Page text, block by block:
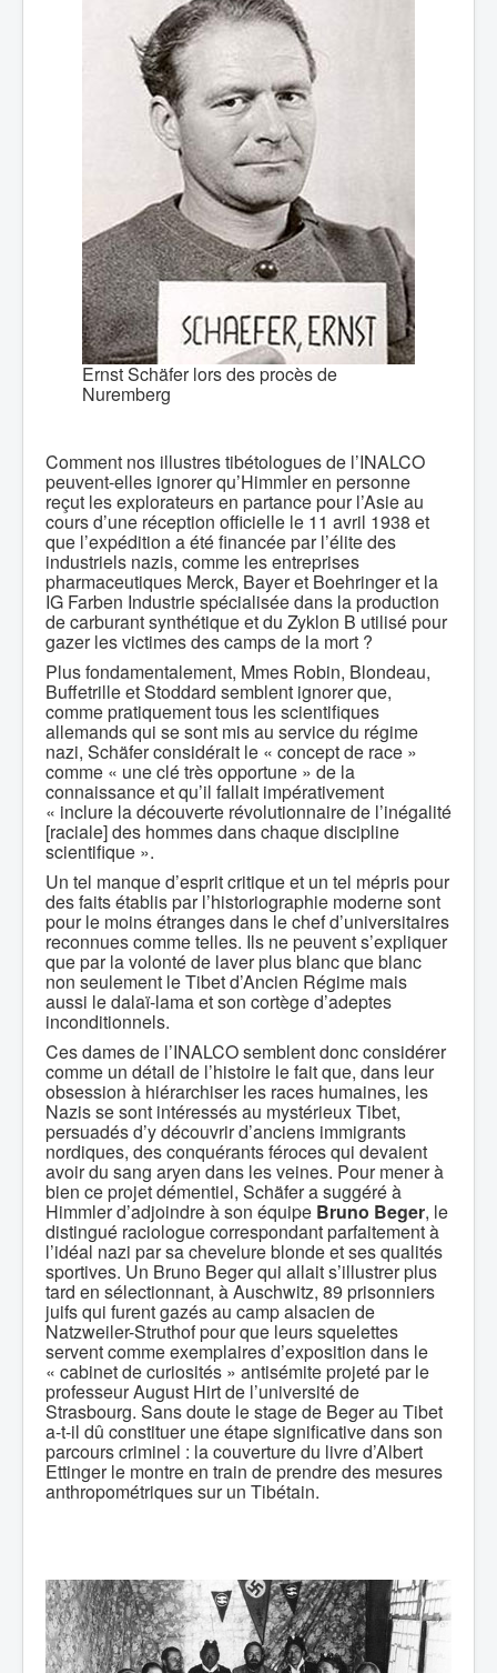
Ernst Schäfer lors des procès de
Nuremberg
Comment nos illustres tibétologues de l’INALCO
peuvent-elles ignorer qu’Himmler en personne
reçut les explorateurs en partance pour l’Asie au
cours d’une réception officielle le 11 avril 1938 et
que l’expédition a été financée par l’élite des
industriels nazis, comme les entreprises
pharmaceutiques Merck, Bayer et Boehringer et la
IG Farben Industrie spécialisée dans la production
de carburant synthétique et du Zyklon B utilisé pour
gazer les victimes des camps de la mort ?
Plus fondamentalement, Mmes Robin, Blondeau,
Buffetrille et Stoddard semblent ignorer que,
comme pratiquement tous les scientifiques
allemands qui se sont mis au service du régime
nazi, Schäfer considérait le « concept de race »
comme « une clé très opportune » de la
connaissance et qu’il fallait impérativement
« inclure la découverte révolutionnaire de l’inégalité
[raciale] des hommes dans chaque discipline
scientifique ».
Un tel manque d’esprit critique et un tel mépris pour
des faits établis par l’historiographie moderne sont
pour le moins étranges dans le chef d’universitaires
reconnues comme telles. Ils ne peuvent s’expliquer
que par la volonté de laver plus blanc que blanc
non seulement le Tibet d’Ancien Régime mais
aussi le dalaï-lama et son cortège d’adeptes
inconditionnels.
Ces dames de l’INALCO semblent donc considérer
comme un détail de l’histoire le fait que, dans leur
obsession à hiérarchiser les races humaines, les
Nazis se sont intéressés au mystérieux Tibet,
persuadés d’y découvrir d’anciens immigrants
nordiques, des conquérants féroces qui devaient
avoir du sang aryen dans les veines. Pour mener à
bien ce projet démentiel, Schäfer a suggéré à
Himmler d’adjoindre à son équipe Bruno Beger, le
distingué raciologue correspondant parfaitement à
l’idéal nazi par sa chevelure blonde et ses qualités
sportives. Un Bruno Beger qui allait s’illustrer plus
tard en sélectionnant, à Auschwitz, 89 prisonniers
juifs qui furent gazés au camp alsacien de
Natzweiler-Struthof pour que leurs squelettes
servent comme exemplaires d’exposition dans le
« cabinet de curiosités » antisémite projeté par le
professeur August Hirt de l’université de
Strasbourg. Sans doute le stage de Beger au Tibet
a-t-il dû constituer une étape significative dans son
parcours criminel : la couverture du livre d’Albert
Ettinger le montre en train de prendre des mesures
anthropométriques sur un Tibétain.